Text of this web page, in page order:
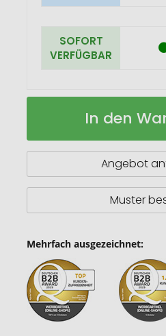
SOFORT
VERFÜGBAR
Nomimono
mini,
Auf
In den
Angebot
Muster
Mehrfach ausgezeichnet: